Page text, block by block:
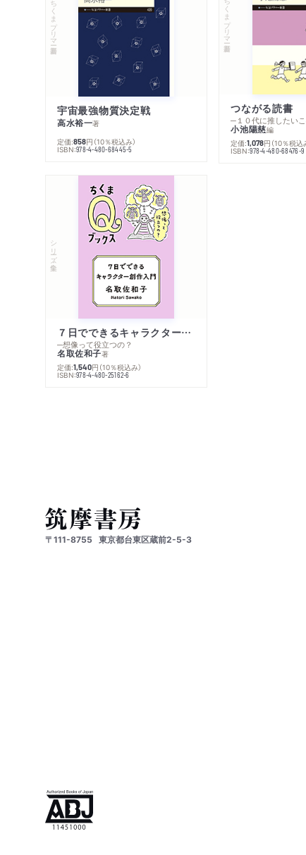
ちくまプリマー新書
宇宙最強物質決定戦
高水裕一著
定価:858円 （10％税込み）
ISBN:978-4-480-68445-5
ちくまプリマー新書
つながる読書
─１０代に推したい
小池陽慈編
定価:1,078円 （10％税込
ISBN:978-4-480-68476-9
シリーズ・全集
７日でできるキャラクター創作入門
─想像って役立つの？
名取佐和子著
定価:1,540円 （10％税込み）
ISBN:978-4-480-25162-6
〒111-8755 東京都台東区蔵前2-5-3